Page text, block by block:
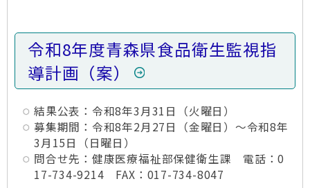
令和8年度青森県食品衛生監視指
導計画（案）
結果公表：令和8年3月31日（火曜日）
募集期間：令和8年2月27日（金曜日）～令和8年
3月15日（日曜日）
問合せ先：健康医療福祉部保健衛生課 電話：0
17-734-9214 FAX：017-734-8047